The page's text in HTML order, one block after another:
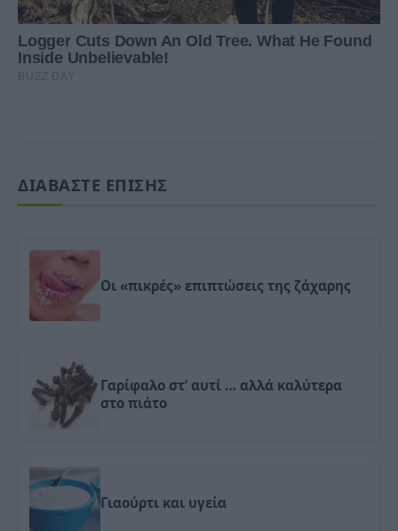
ΔΙΑΒΑΣΤΕ ΕΠΙΣΗΣ
Οι «πικρές» επιπτώσεις της ζάχαρης
Γαρίφαλο στ’ αυτί … αλλά καλύτερα
στο πιάτο
Γιαούρτι και υγεία